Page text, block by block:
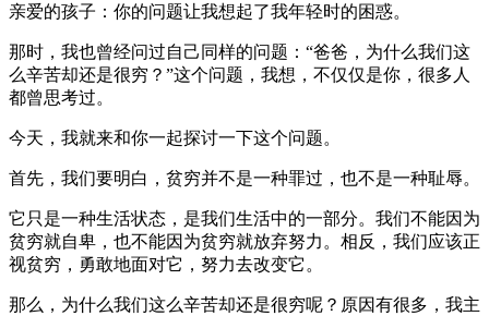
亲爱的孩子：你的问题让我想起了我年轻时的困惑。
那时，我也曾经问过自己同样的问题：“爸爸，为什么我们这
么辛苦却还是很穷？”这个问题，我想，不仅仅是你，很多人
都曾思考过。
今天，我就来和你一起探讨一下这个问题。
首先，我们要明白，贫穷并不是一种罪过，也不是一种耻辱。
它只是一种生活状态，是我们生活中的一部分。我们不能因为
贫穷就自卑，也不能因为贫穷就放弃努力。相反，我们应该正
视贫穷，勇敢地面对它，努力去改变它。
那么，为什么我们这么辛苦却还是很穷呢？原因有很多，我主